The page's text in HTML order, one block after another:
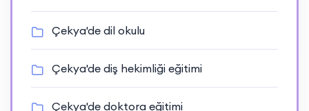
Çekya'de dil okulu
Çekya'de diş hekimliği eğitimi
Çekya'de doktora eğitimi